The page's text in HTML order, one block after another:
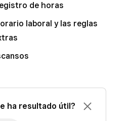
de horas
laboral y las reglas
ha resultado útil?